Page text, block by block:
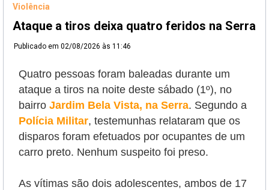
Violência
Ataque a tiros deixa quatro feridos na Serra
Publicado em 02/08/2026 às 11:46
Quatro pessoas foram baleadas durante um
ataque a tiros na noite deste sábado (1º), no
bairro Jardim Bela Vista, na Serra. Segundo a
Polícia Militar, testemunhas relataram que os
disparos foram efetuados por ocupantes de um
carro preto. Nenhum suspeito foi preso.
As vítimas são dois adolescentes, ambos de 17